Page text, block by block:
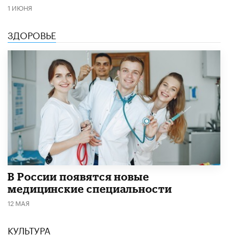
1 ИЮНЯ
ЗДОРОВЬЕ
В России появятся новые
медицинские специальности
12 МАЯ
КУЛЬТУРА